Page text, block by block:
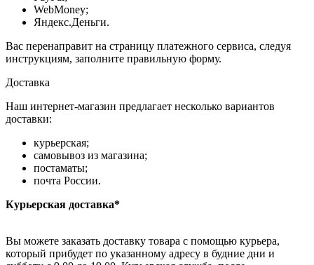
WebMoney;
Яндекс.Деньги.
Вас перенаправит на страницу платежного сервиса, следуя
инструкциям, заполните правильную форму.
Доставка
Наш интернет-магазин предлагает несколько вариантов
доставки:
курьерская;
самовывоз из магазина;
постаматы;
почта России.
Курьерская доставка*
Вы можете заказать доставку товара с помощью курьера,
который прибудет по указанному адресу в будние дни и